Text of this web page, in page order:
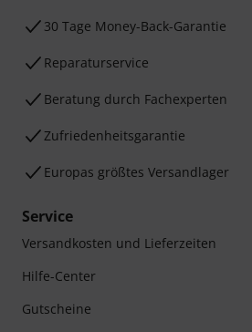
30 Tage Money-Back-Garantie
Reparaturservice
Beratung durch Fachexperten
Zufriedenheitsgarantie
Europas größtes Versandlager
Service
Versandkosten und Lieferzeiten
Hilfe-Center
Gutscheine